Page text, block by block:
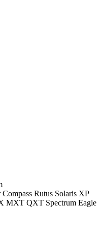
Rutus Solaris XP
MXT QXT Spectrum Eagle